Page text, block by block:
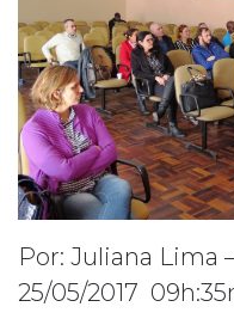
Por: Juliana Lima
25/05/2017